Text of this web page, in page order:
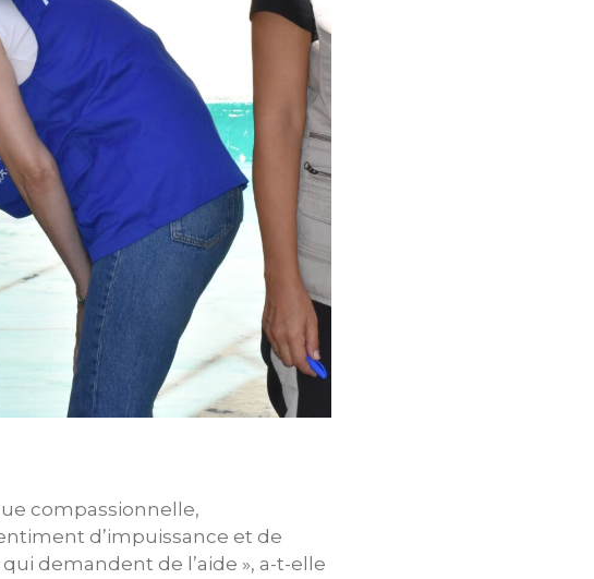
compassionnelle,
d’impuissance et de
demandent de l’aide », a-t-elle